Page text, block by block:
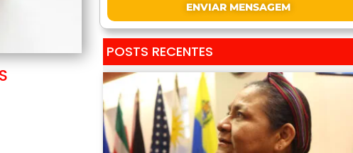
ENVIAR MENSAGEM
POSTS RECENTES